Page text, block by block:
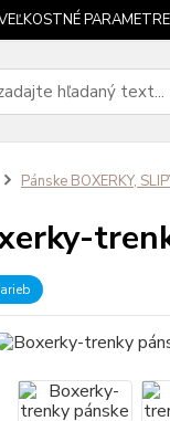
PARAMETRE
Pánske BOXERKY,